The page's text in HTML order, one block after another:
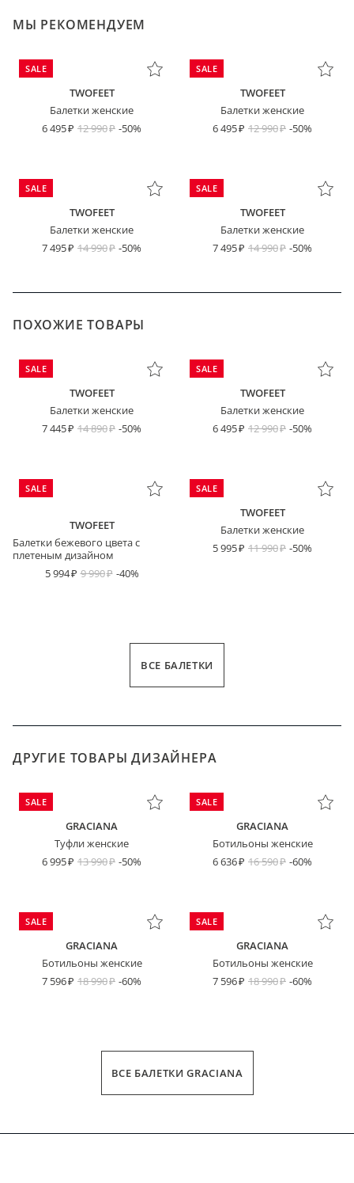
МЫ РЕКОМЕНДУЕМ
SALE
TWOFEET
Балетки женские
6 495
12 990 -50%
SALE
TWOFEET
Балетки женские
6 495
12 990 -50%
SALE
TWOFEET
Балетки женские
7 495
14 990 -50%
SALE
TWOFEET
Балетки женские
7 495
14 990 -50%
ПОХОЖИЕ ТОВАРЫ
SALE
TWOFEET
Балетки женские
7 445
14 890 -50%
SALE
TWOFEET
Балетки женские
6 495
12 990 -50%
SALE
TWOFEET
Балетки бежевого цвета с
плетеным дизайном
5 994
9 990 -40%
SALE
TWOFEET
Балетки женские
5 995
11 990 -50%
ВСЕ БАЛЕТКИ
ДРУГИЕ ТОВАРЫ ДИЗАЙНЕРА
SALE
GRACIANA
Туфли женские
6 995
13 990 -50%
SALE
GRACIANA
Ботильоны женские
6 636
16 590 -60%
SALE
GRACIANA
Ботильоны женские
7 596
18 990 -60%
SALE
GRACIANA
Ботильоны женские
7 596
18 990 -60%
ВСЕ БАЛЕТКИ GRACIANA